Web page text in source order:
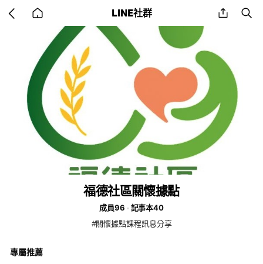
back
home
LINE社群 share
福德社區關懷據點
成員96
記事本40
#關懷據點課程訊息分享
專屬推薦